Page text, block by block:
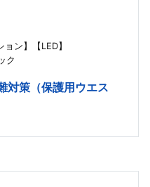
ン】【LED】
ク
対策（保護用ウエス